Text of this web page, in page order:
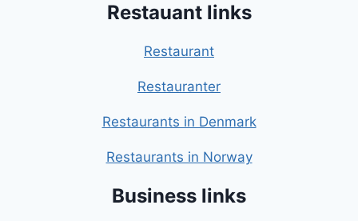
Restauant links
Restaurant
Restauranter
Restaurants in Denmark
Restaurants in Norway
Business links